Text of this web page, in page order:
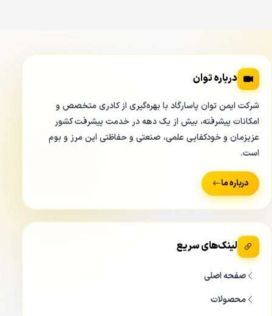
درباره توان
شرکت ایمن توان پاسارگاد با بهره‌گیری از کادری متخصص و
امکانات پیشرفته، بیش از یک دهه در خدمت پیشرفت کشور
عزیزمان و خودکفایی علمی، صنعتی و حفاظتی این مرز و بوم
است.
درباره ما
لینک‌های سریع
صفحه اصلی
محصولات